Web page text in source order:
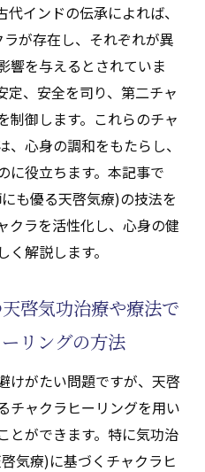
インドの伝承によれば、
が存在し、それぞれが異
響を与えるとされていま
定、安全を司り、第二チャ
制御します。これらのチャ
心身の調和をもたらし、
に役立ちます。本記事で
も優る天啓気療)の技法を
クラを活性化し、心身の健
解説します。
啓気功治療や療法で
リングの方法
けがたい問題ですが、天啓
チャクラヒーリングを用い
とができます。特に気功治
気療)に基づくチャクラヒ